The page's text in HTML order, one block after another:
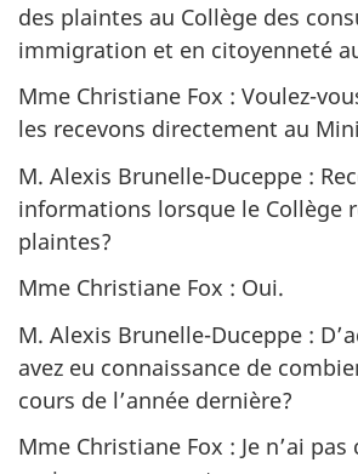
des plaintes au Collège des
immigration et en citoyenneté
Mme Christiane Fox : Voulez-
les recevons directement au
M. Alexis Brunelle-Duceppe :
informations lorsque le Collège
plaintes?
Mme Christiane Fox : Oui.
M. Alexis Brunelle-Duceppe :
avez eu connaissance de
cours de l’année dernière?
Mme Christiane Fox : Je n’ai